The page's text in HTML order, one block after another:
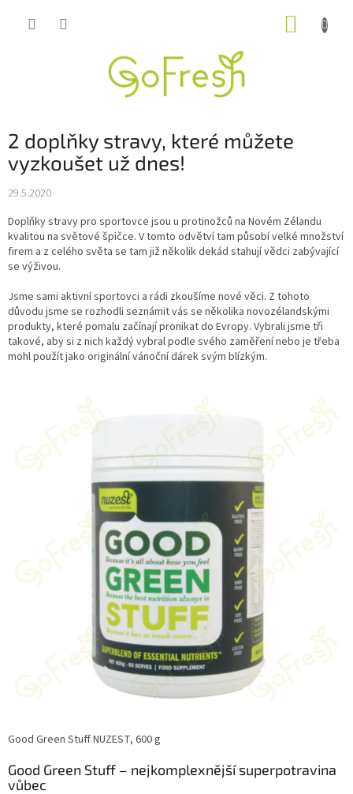
2 doplňky stravy, které můžete
vyzkoušet už dnes!
29.5.2020
Doplňky stravy pro sportovce jsou u protinožců na Novém Zélandu
kvalitou na světové špičce. V tomto odvětví tam působí velké množství
firem a z celého světa se tam již několik dekád stahují vědci zabývající
se výživou.
Jsme sami aktivní sportovci a rádi zkoušíme nové věci. Z tohoto
důvodu jsme se rozhodli seznámit vás se několika novozélandskými
produkty, které pomalu začínají pronikat do Evropy. Vybrali jsme tři
takové, aby si z nich každý vybral podle svého zaměření nebo je třeba
mohl použít jako originální vánoční dárek svým blízkým.
Good Green Stuff NUZEST, 600 g
Good Green Stuff – nejkomplexnější superpotravina
vůbec